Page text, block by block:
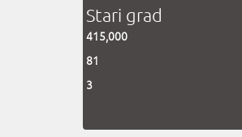
Stari grad
415,000
81
3